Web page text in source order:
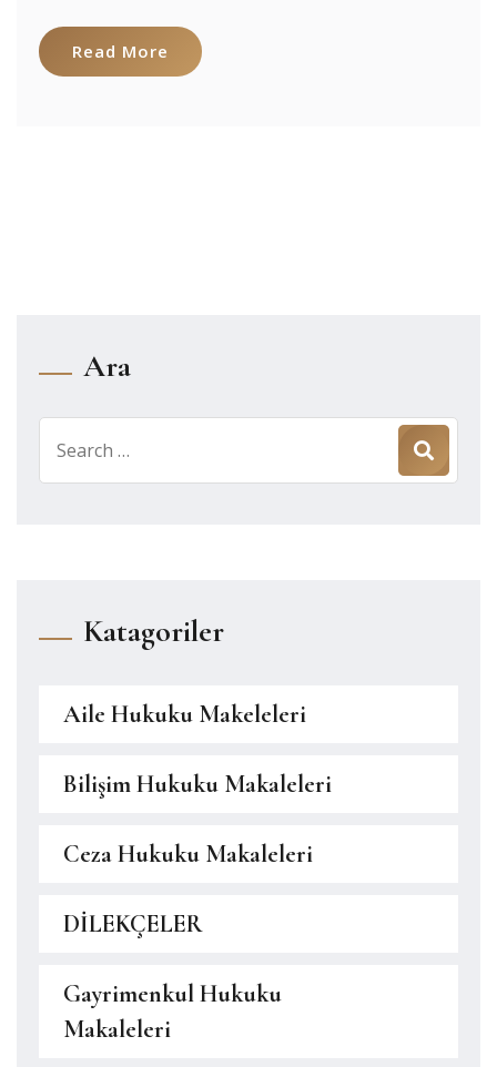
Read More
Ara
for:
Katagoriler
Aile Hukuku Makeleleri
Bilişim Hukuku Makaleleri
Ceza Hukuku Makaleleri
DİLEKÇELER
Gayrimenkul Hukuku
Makaleleri